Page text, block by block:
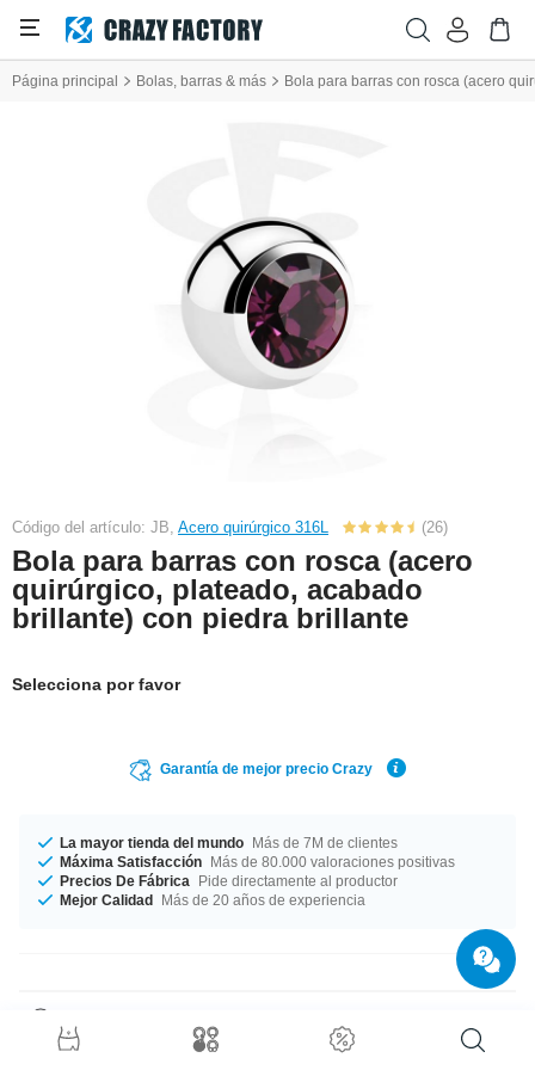
Página principal Bolas, barras & más Bola para barras con rosca (acero
Código del artículo: JB, Acero quirúrgico 316L (26)
Bola para barras con rosca (acero
quirúrgico, plateado, acabado
brillante) con piedra brillante
Selecciona por favor
Garantía de mejor precio Crazy
La mayor tienda del mundo Más de 7M de clientes
Máxima Satisfacción Más de 80.000 valoraciones positivas
Precios De Fábrica
Pide directamente al productor
Mejor Calidad Más de 20 años de experiencia
¿Quieres variar tu look sin comprar un piercing completamente nuevo?